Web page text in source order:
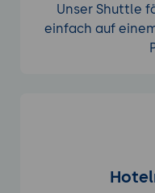
Unser Shuttle
einfach auf